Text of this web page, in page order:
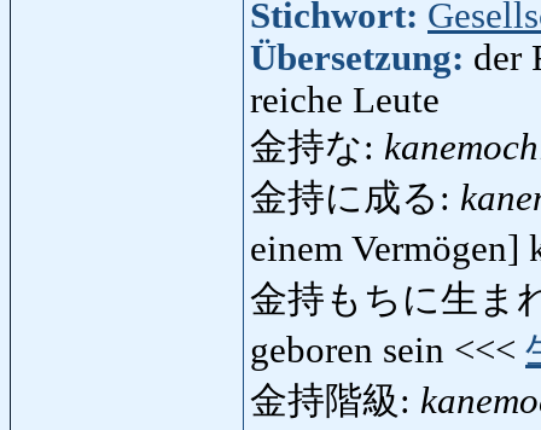
Stichwort:
Übersetzung: der
reiche Leute
金持な:
金持に成る:
einem Vermögen]
金持もちに生ま
geboren sein <<<
金持階級: